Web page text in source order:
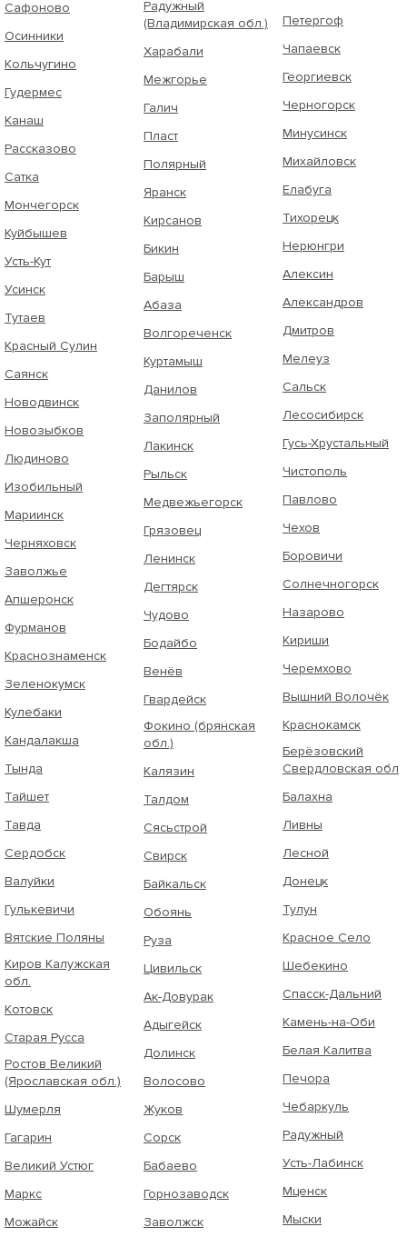
Сафоново
Осинники
Кольчугино
Гудермес
Канаш
Рассказово
Сатка
Мончегорск
Куйбышев
Усть-Кут
Усинск
Тутаев
Красный Сулин
Саянск
Новодвинск
Новозыбков
Людиново
Изобильный
Мариинск
Черняховск
Заволжье
Апшеронск
Фурманов
Краснознаменск
Зеленокумск
Кулебаки
Кандалакша
Тында
Тайшет
Тавда
Сердобск
Валуйки
Гулькевичи
Вятские Поляны
Киров Калужская
обл.
Котовск
Старая Русса
Ростов Великий
(Ярославская обл.)
Шумерля
Гагарин
Великий Устюг
Маркс
Можайск
Радужный
(Владимирская обл.)
Харабали
Межгорье
Галич
Пласт
Полярный
Яранск
Кирсанов
Бикин
Барыш
Абаза
Волгореченск
Куртамыш
Данилов
Заполярный
Лакинск
Рыльск
Медвежьегорск
Грязовец
Ленинск
Дегтярск
Чудово
Бодайбо
Венёв
Гвардейск
Фокино (брянская
обл.)
Калязин
Талдом
Сясьстрой
Свирск
Байкальск
Обоянь
Руза
Цивильск
Ак-Довурак
Адыгейск
Долинск
Волосово
Жуков
Сорск
Бабаево
Горнозаводск
Заволжск
Петергоф
Чапаевск
Георгиевск
Черногорск
Минусинск
Михайловск
Елабуга
Тихорецк
Нерюнгри
Алексин
Александров
Дмитров
Мелеуз
Сальск
Лесосибирск
Гусь-Хрустальный
Чистополь
Павлово
Чехов
Боровичи
Солнечногорск
Назарово
Кириши
Черемхово
Вышний Волочёк
Краснокамск
Берёзовский
Свердловская обл
Балахна
Ливны
Лесной
Донецк
Тулун
Красное Село
Шебекино
Спасск-Дальний
Камень-на-Оби
Белая Калитва
Печора
Чебаркуль
Радужный
Усть-Лабинск
Мценск
Мыски